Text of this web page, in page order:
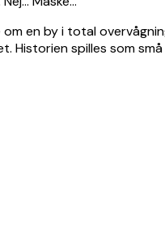
en by i total
spilles som